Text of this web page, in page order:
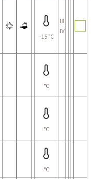
-15 °C
III
IV
°C
°C
°C